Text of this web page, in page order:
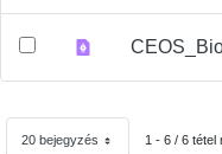
20 bejegyzésOldalanként 1 - 6 / 6 tétel